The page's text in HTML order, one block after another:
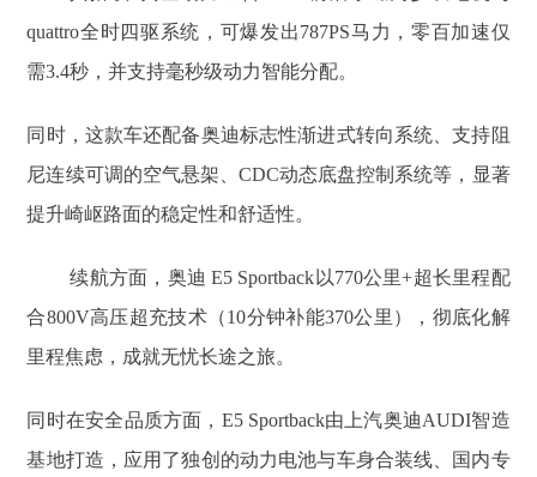
quattro全时四驱系统，可爆发出787PS马力，零百加速仅
需3.4秒，并支持毫秒级动力智能分配。
同时，这款车还配备奥迪标志性渐进式转向系统、支持阻
尼连续可调的空气悬架、CDC动态底盘控制系统等，显著
提升崎岖路面的稳定性和舒适性。
续航方面，奥迪 E5 Sportback以770公里+超长里程配
合800V高压超充技术（10分钟补能370公里），彻底化解
里程焦虑，成就无忧长途之旅。
同时在安全品质方面，E5 Sportback由上汽奥迪AUDI智造
基地打造，应用了独创的动力电池与车身合装线、国内专